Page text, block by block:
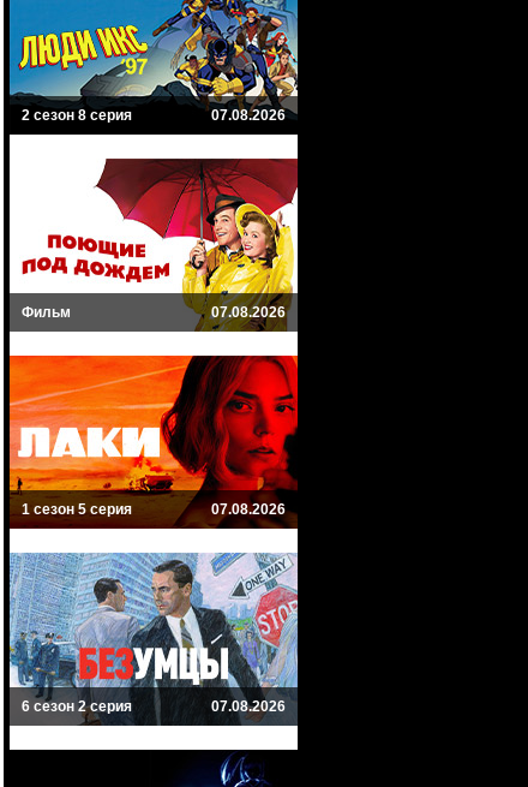
2 сезон 8 серия 07.08.2026
Фильм 07.08.2026
1 сезон 5 серия 07.08.2026
6 сезон 2 серия 07.08.2026